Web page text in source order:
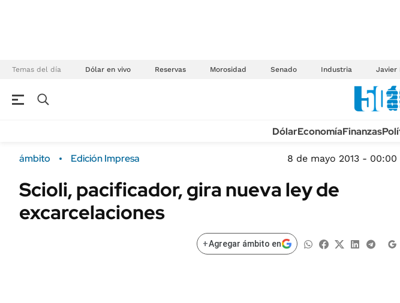
Temas del día Dólar en vivo Reservas Morosidad Senado Industria Javier
Campo
FINANZAS
Sustentabilidad
POLÍTICA
TECNOLOGÍA
MÉXICO
MUNDO
DólarEconomíaFinanzas
ámbito Edición Impresa 8 de mayo 2013 - 00:00
Scioli, pacificador, gira nueva ley de
excarcelaciones
+Agregar ámbito en